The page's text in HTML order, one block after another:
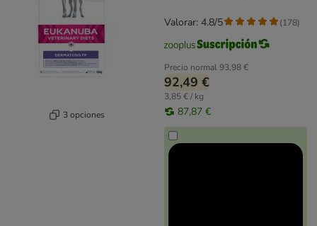
3 opciones
Precio normal93,98 €
92,49 €
3,85 € / kg
87,87 €
Valorar: 4.8/5 (178)